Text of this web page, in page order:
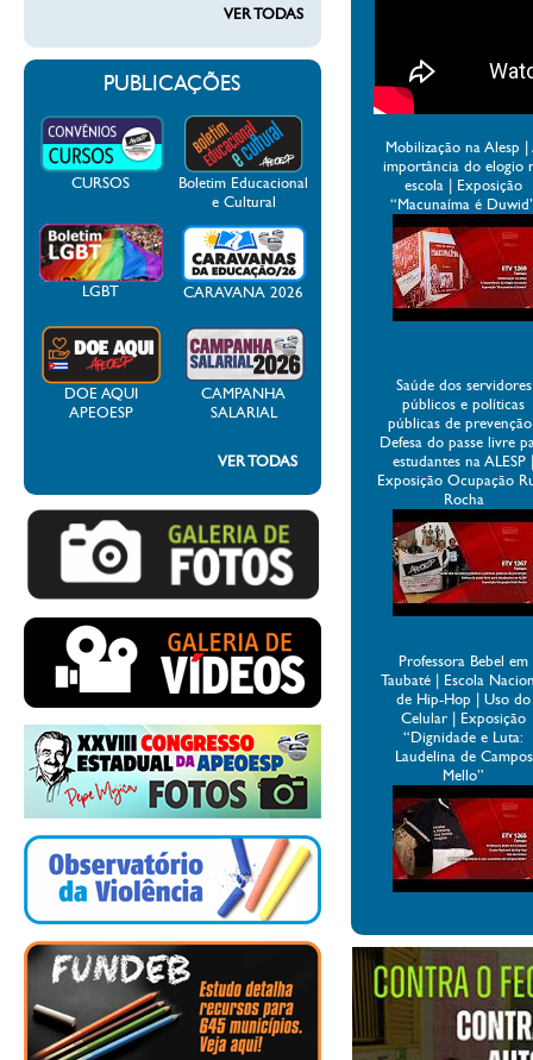
VER TODAS
PUBLICAÇÕES
CURSOS
Boletim Educacional
e Cultural
LGBT CARAVANA 2026
DOE AQUI
APEOESP
CAMPANHA
SALARIAL
VER TODAS
Mobilização na Alesp |
importância do elogio
escola | Exposição
“Macunaíma é
Saúde dos servidores
públicos e políticas
públicas de
Defesa do passe livre
estudantes na ALESP
Exposição Ocupação
Rocha
Professora Bebel em
Taubaté | Escola
de Hip-Hop | Uso do
Celular | Exposição
“Dignidade e Luta:
Laudelina de Campos
Mello”